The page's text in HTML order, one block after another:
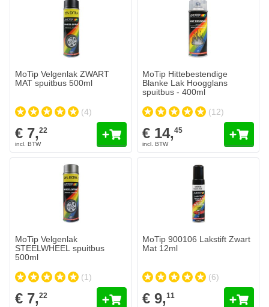
MoTip Velgenlak ZWART
MAT spuitbus 500ml
(4)
€ 7,22
MoTip Hittebestendige
Blanke Lak Hoogglans
spuitbus - 400ml
(12)
€ 14,45
MoTip Velgenlak
STEELWHEEL spuitbus
500ml
(1)
€ 7,22
MoTip 900106 Lakstift Zwart
Mat 12ml
(6)
€ 9,11